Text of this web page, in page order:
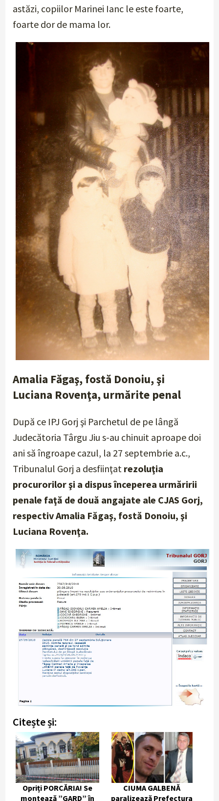
astăzi, copiilor Marinei Ianc le este foarte,
foarte dor de mama lor.
Amalia Făgaş, fostă Donoiu, şi
Luciana Rovenţa, urmărite penal
După ce IPJ Gorj şi Parchetul de pe lângă
Judecătoria Târgu Jiu s-au chinuit aproape doi
ani să îngroape cazul, la 27 septembrie a.c.,
Tribunalul Gorj a desfiinţat rezoluţia
procurorilor şi a dispus începerea urmăririi
penale faţă de două angajate ale CJAS Gorj,
respectiv Amalia Făgaş, fostă Donoiu, şi
Luciana Rovenţa.
Citește și:
Opriți PORCĂRIA! Se
montează ”GARD” în
CIUMA GALBENĂ
paralizează Prefectura